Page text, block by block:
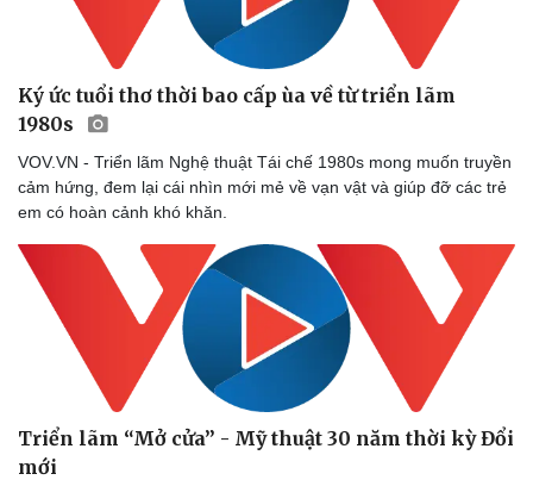
Ký ức tuổi thơ thời bao cấp ùa về từ triển lãm
1980s
VOV.VN - Triển lãm Nghệ thuật Tái chế 1980s mong muốn truyền
cảm hứng, đem lại cái nhìn mới mẻ về vạn vật và giúp đỡ các trẻ
em có hoàn cảnh khó khăn.
Triển lãm “Mở cửa” - Mỹ thuật 30 năm thời kỳ Đổi
mới